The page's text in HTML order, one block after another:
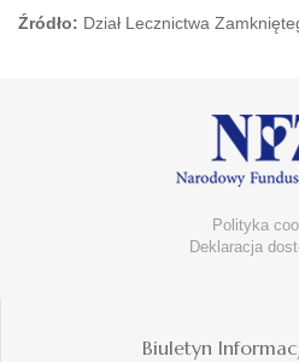
Źródło: Dział Lecznictwa
Polityka
Deklaracja
Biuletyn